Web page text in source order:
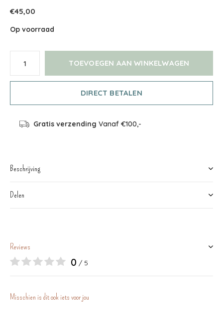
€45,00
Op voorraad
TOEVOEGEN AAN WINKELWAGEN
DIRECT BETALEN
Gratis verzending Vanaf €100,-
Beschrijving
Delen
Reviews
0 / 5
Misschien is dit ook iets voor jou